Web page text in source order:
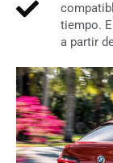
tiempo.
a partir